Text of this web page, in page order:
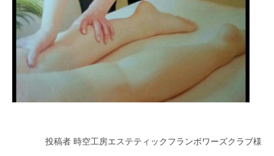
投稿者 時空工房エステティックフランボワーズクラブ様